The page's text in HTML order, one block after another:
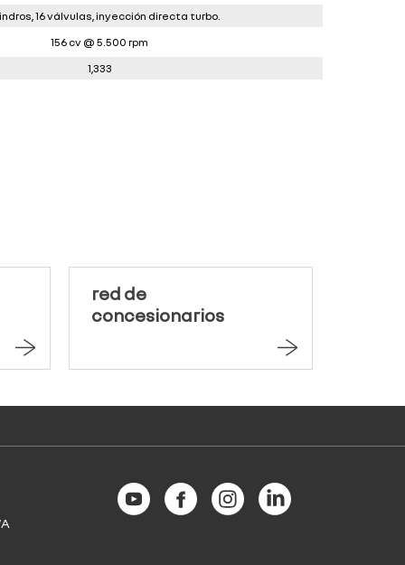
16 válvulas, inyección directa turbo.
156 cv @ 5.500 rpm
1,333
red de
concesionarios